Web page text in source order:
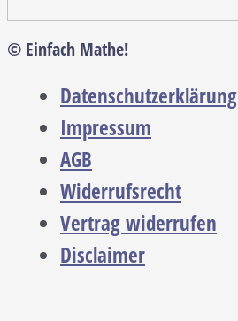
© Einfach Mathe!
Datenschutzerklärung
Impressum
AGB
Widerrufsrecht
Vertrag widerrufen
Disclaimer